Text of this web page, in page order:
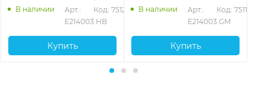
брашированная PVD
В наличии
Арт.:
E214003.HB
Код: 75120
Купить
оружейная сталь
В наличии
Арт.:
E214003.GM
Код: 75119
Купить